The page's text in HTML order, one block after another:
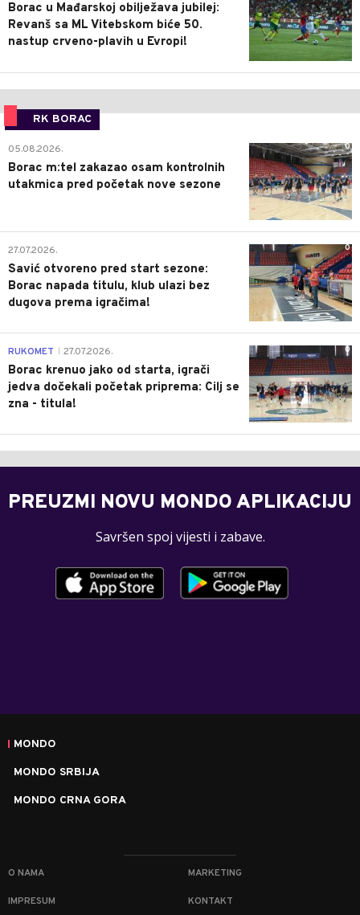
Borac u Mađarskoj obilježava jubilej:
Revanš sa ML Vitebskom biće 50.
nastup crveno-plavih u Evropi!
RK BORAC
0
05.08.2026.
Borac m:tel zakazao osam kontrolnih
utakmica pred početak nove sezone
0
27.07.2026.
Savić otvoreno pred start sezone:
Borac napada titulu, klub ulazi bez
dugova prema igračima!
0
RUKOMET 27.07.2026.
Borac krenuo jako od starta, igrači
jedva dočekali početak priprema: Cilj se
zna - titula!
PREUZMI NOVU MONDO APLIKACIJU
Savršen spoj vijesti i zabave.
MONDO
MONDO SRBIJA
MONDO CRNA GORA
O NAMA MARKETING
IMPRESUM KONTAKT